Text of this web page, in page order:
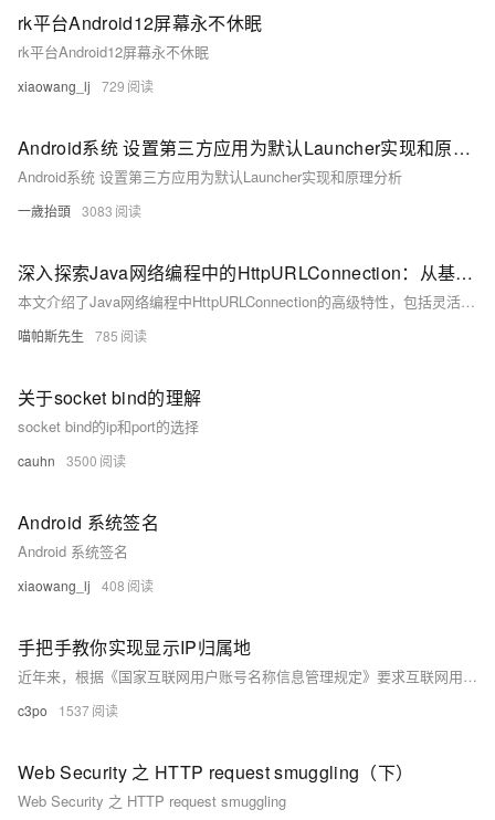
rk平台Android12屏幕永不休眠
rk平台Android12屏幕永不休眠
xiaowang_lj 729
Android系统 设置第三方应用为默认Launcher实现和原理分析
Android系统 设置第三方应用为默认Launcher实现和原理分析
一歲抬頭 3083
深入探索Java网络编程中的HttpURLConnection：从基础到进阶
本文介绍了Java网络编程中HttpURLConnection的高级特性，包括灵活使用不同HTTP方法、处理重定向、管理Cookie、优化安全性以及处理大文件上传和下载。通过解答五个常见问题，帮助开发者提升网络编程的效率和安全性。
喵帕斯先生 785
关于socket bind的理解
socket bind的ip和port的选择
cauhn 3500
Android 系统签名
Android 系统签名
xiaowang_lj 408
手把手教你实现显示IP归属地
近年来，根据《国家互联网用户账号名称信息管理规定》要求互联网用户账号服务平台标注IP地址属地信息，微信公众号、【昂焱数据】抖音、知乎各大平台纷纷都上线了IP归属地的功能。本文就带大家实现该功能，国内的用户精确到省份，国外用户精确到国家。
c3po 1537
Web Security 之 HTTP request smuggling（下）
Web Security 之 HTTP request smuggling